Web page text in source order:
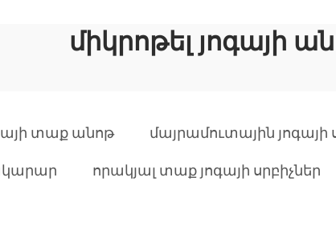
միկրոթել յոգայի
տաք անոթ մայրամուտային յոգայի
որակյալ տաք յոգայի սրբիչներ